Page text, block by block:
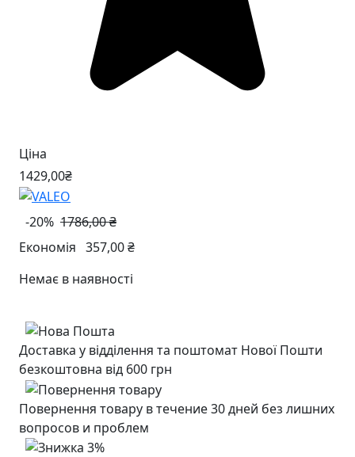
Ціна
1429,00₴
-20% 1786,00 ₴
Економія 357,00 ₴
Немає в наявності
Доставка у відділення та поштомат Нової Пошти
безкоштовна від 600 грн
Повернення товару в течение 30 дней без лишних
вопросов и проблем